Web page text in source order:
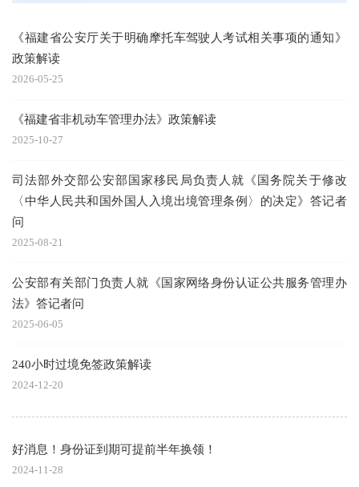
《福建省公安厅关于明确摩托车驾驶人考试相关事项的通知》
政策解读
2026-05-25
《福建省非机动车管理办法》政策解读
2025-10-27
司法部外交部公安部国家移民局负责人就《国务院关于修改
〈中华人民共和国外国人入境出境管理条例〉的决定》答记者
问
2025-08-21
公安部有关部门负责人就《国家网络身份认证公共服务管理办
法》答记者问
2025-06-05
240小时过境免签政策解读
2024-12-20
好消息！身份证到期可提前半年换领！
2024-11-28